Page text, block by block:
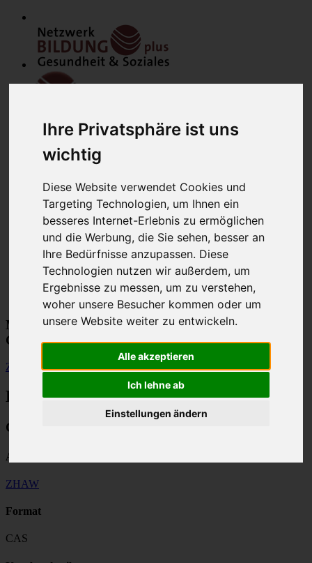
Ihre Privatsphäre ist uns
wichtig
Diese Website verwendet Cookies und
Targeting Technologien, um Ihnen ein
besseres Internet-Erlebnis zu ermöglichen
und die Werbung, die Sie sehen, besser an
Ihre Bedürfnisse anzupassen. Diese
Technologien nutzen wir außerdem, um
Ergebnisse zu messen, um zu verstehen,
woher unsere Besucher kommen oder um
unsere Website weiter zu entwickeln.
Alle akzeptieren
Ich lehne ab
Einstellungen ändern
Modulfinder
Veranstaltungen
Netzwerk
Bildungsanbieter
Mitglieder
Mitglied werden
Werbung schalten
über uns
Kontakt
Lounge
Modulfinder für Weiterbildungen im
Gesundheitswesen
Zurück
Bildungsangebot
CAS Chronic / Palliative Care
Anbieter
ZHAW
Format
CAS